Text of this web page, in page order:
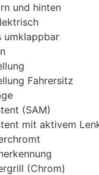
und hinten
umklappbar
Fahrersitz
(SAM)
mit aktivem
(Chrom)